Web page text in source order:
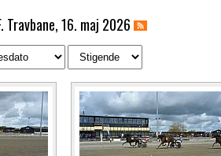
Travbane, 16. maj 2026